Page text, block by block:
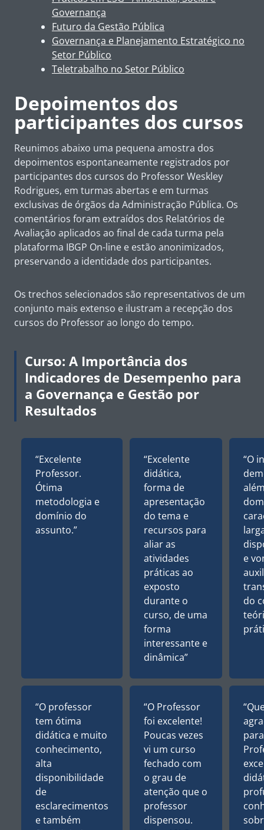
Governança
Futuro da Gestão Pública
Governança e Planejamento Estratégico no
Setor Público
Teletrabalho no Setor Público
Depoimentos dos
participantes dos cursos
Reunimos abaixo uma pequena amostra dos
depoimentos espontaneamente registrados por
participantes dos cursos do Professor Weskley
Rodrigues, em turmas abertas e em turmas
exclusivas de órgãos da Administração Pública. Os
comentários foram extraídos dos Relatórios de
Avaliação aplicados ao final de cada turma pela
plataforma IBGP On-line e estão anonimizados,
preservando a identidade dos participantes.
Os trechos selecionados são representativos de um
conjunto mais extenso e ilustram a recepção dos
cursos do Professor ao longo do tempo.
Curso: A Importância dos
Indicadores de Desempenho para
a Governança e Gestão por
Resultados
“Excelente
Professor.
Ótima
metodologia e
domínio do
assunto.”
“Excelente
didática,
forma de
apresentação
do tema e
recursos para
aliar as
atividades
práticas ao
exposto
durante o
curso, de uma
forma
interessante e
dinâmica”
“O
e
do
“O professor
tem ótima
didática e muito
conhecimento,
alta
disponibilidade
de
esclarecimentos
e também
“O Professor
foi excelente!
Poucas vezes
vi um curso
fechado com
o grau de
atenção que o
professor
dispensou.